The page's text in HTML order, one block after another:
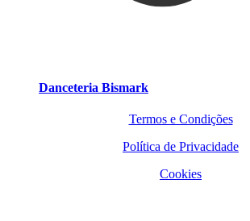
Danceteria Bismark
Termos e Condições
Política de Privacidade
Cookies